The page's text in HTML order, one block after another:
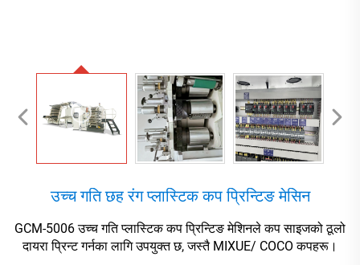
उच्च गति छह रंग प्लास्टिक कप प्रिन्टिङ मेसिन
GCM-5006 उच्च गति प्लास्टिक कप प्रिन्टिङ मेशिनले कप साइजको ठूलो
दायरा प्रिन्ट गर्नका लागि उपयुक्त छ, जस्तै MIXUE/ COCO कपहरू।